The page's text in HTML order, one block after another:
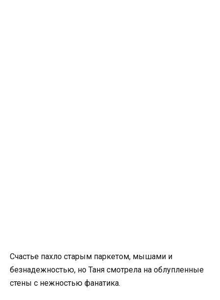
Счастье пахло старым паркетом, мышами и
безнадежностью, но Таня смотрела на облупленные
стены с нежностью фанатика.